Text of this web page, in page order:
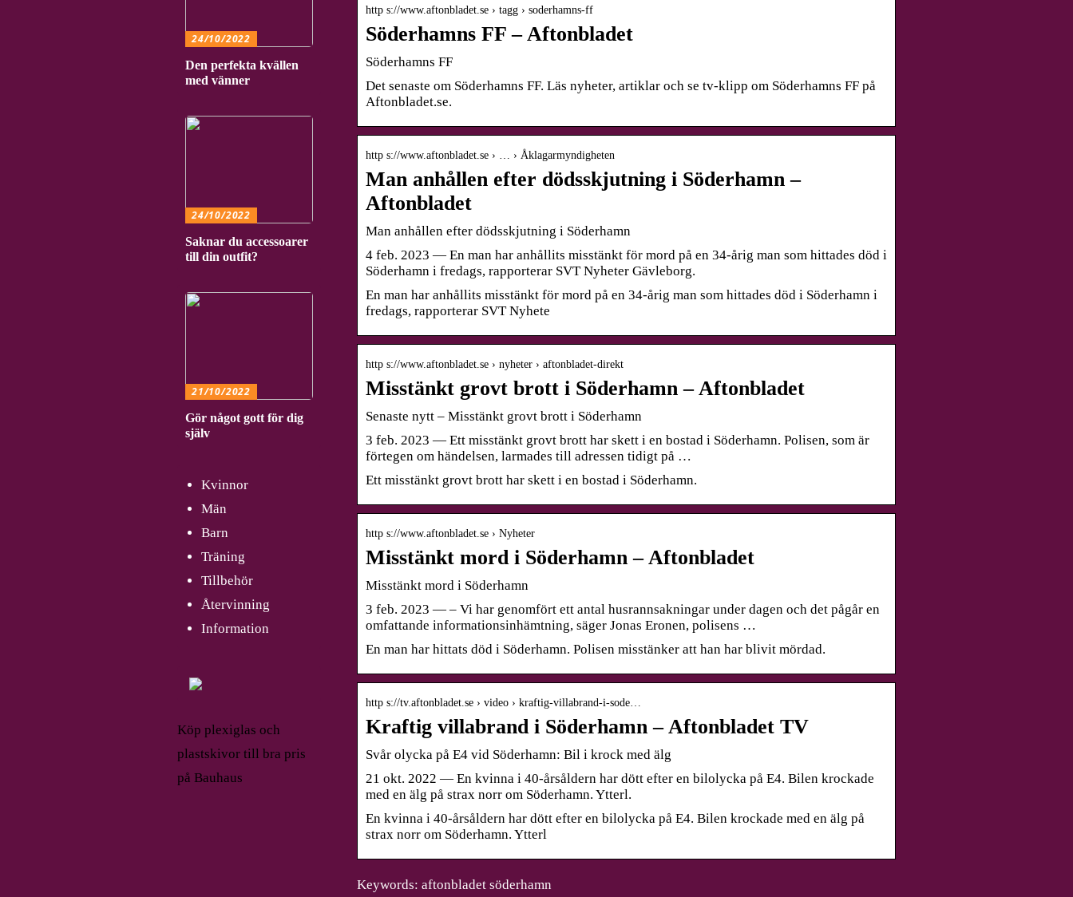
http s://www.aftonbladet.se › tagg › soderhamns-ff
Söderhamns FF – Aftonbladet
Söderhamns FF
Det senaste om Söderhamns FF. Läs nyheter, artiklar och se tv-klipp om Söderhamns FF på
Aftonbladet.se.
http s://www.aftonbladet.se › … › Åklagarmyndigheten
Man anhållen efter dödsskjutning i Söderhamn –
Aftonbladet
Man anhållen efter dödsskjutning i Söderhamn
4 feb. 2023 — En man har anhållits misstänkt för mord på en 34-årig man som hittades död i
Söderhamn i fredags, rapporterar SVT Nyheter Gävleborg.
En man har anhållits misstänkt för mord på en 34-årig man som hittades död i Söderhamn i
fredags, rapporterar SVT Nyhete
http s://www.aftonbladet.se › nyheter › aftonbladet-direkt
Misstänkt grovt brott i Söderhamn – Aftonbladet
Senaste nytt – Misstänkt grovt brott i Söderhamn
3 feb. 2023 — Ett misstänkt grovt brott har skett i en bostad i Söderhamn. Polisen, som är
förtegen om händelsen, larmades till adressen tidigt på …
Ett misstänkt grovt brott har skett i en bostad i Söderhamn.
http s://www.aftonbladet.se › Nyheter
Misstänkt mord i Söderhamn – Aftonbladet
Misstänkt mord i Söderhamn
3 feb. 2023 — – Vi har genomfört ett antal husrannsakningar under dagen och det pågår en
omfattande informationsinhämtning, säger Jonas Eronen, polisens …
En man har hittats död i Söderhamn. Polisen misstänker att han har blivit mördad.
http s://tv.aftonbladet.se › video › kraftig-villabrand-i-sode…
Kraftig villabrand i Söderhamn – Aftonbladet TV
Svår olycka på E4 vid Söderhamn: Bil i krock med älg
21 okt. 2022 — En kvinna i 40-årsåldern har dött efter en bilolycka på E4. Bilen krockade
med en älg på strax norr om Söderhamn. Ytterl.
En kvinna i 40-årsåldern har dött efter en bilolycka på E4. Bilen krockade med en älg på
strax norr om Söderhamn. Ytterl
Keywords: aftonbladet söderhamn
24/10/2022
Den perfekta kvällen
med vänner
24/10/2022
Saknar du accessoarer
till din outfit?
21/10/2022
Gör något gott för dig
själv
Kvinnor
Män
Barn
Träning
Tillbehör
Återvinning
Information
Köp plexiglas och
plastskivor till bra pris
på Bauhaus